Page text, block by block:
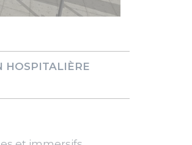
HOSPITALIÈRE